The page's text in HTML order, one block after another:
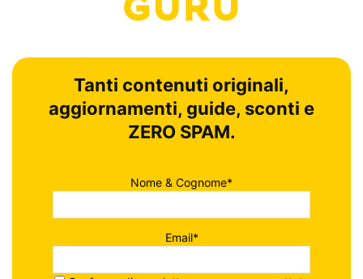
Tanti contenuti originali,
aggiornamenti, guide, sconti e
ZERO SPAM.
Nome & Cognome*
Email*